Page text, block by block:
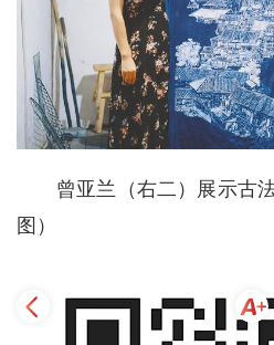
曾亚兰（右二）展示古
图）